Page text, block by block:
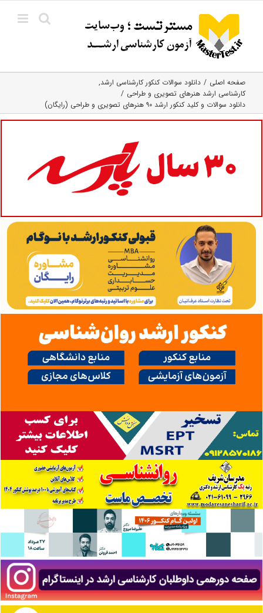
content
صفحه اصلی
دانلود سوالات کنکور کارشناسی ارشد
کارشناسی ارشد هنرهای تصویری و طراحی
دانلود سوالات و کلید کنکور ارشد ۹۰ هنرهای تصویری و طراحی (رایگان)